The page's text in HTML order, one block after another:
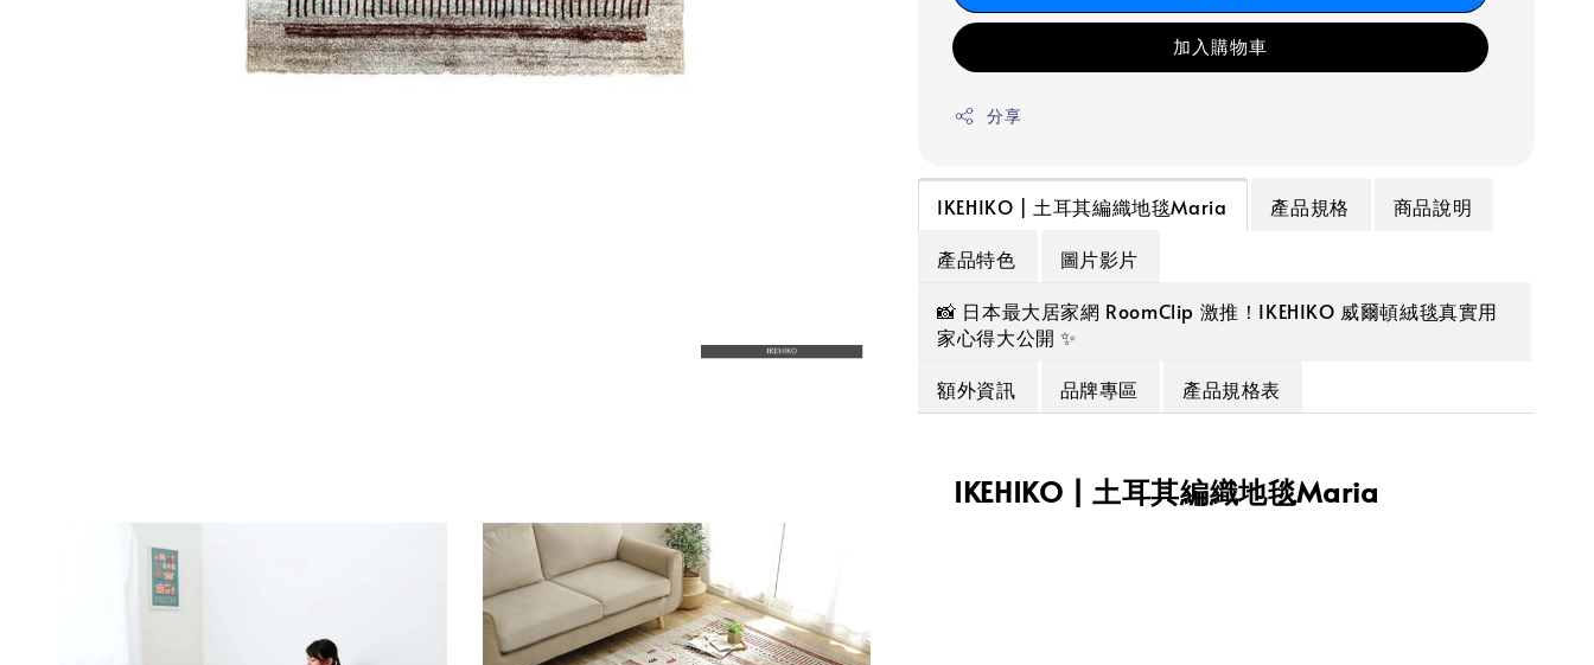
加入購物車
分享
IKEHIKO | 土耳其編織地毯Maria 產品規格
商品說明
產品特色
圖片影片
📸 日本最大居家網 RoomClip 激推！IKEHIKO 威爾頓絨毯真實用
家心得大公開 ✨
額外資訊
品牌專區 產品規格表
IKEHIKO | 土耳其編織地毯Maria